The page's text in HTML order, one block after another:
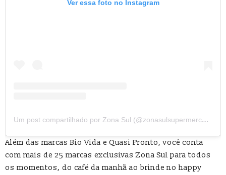
Ver essa foto no Instagram
Um post compartilhado por Zona Sul (@zonasulsupermercado)
Além das marcas Bio Vida e Quasi Pronto, você conta
com mais de 25 marcas exclusivas Zona Sul para todos
os momentos, do café da manhã ao brinde no happy